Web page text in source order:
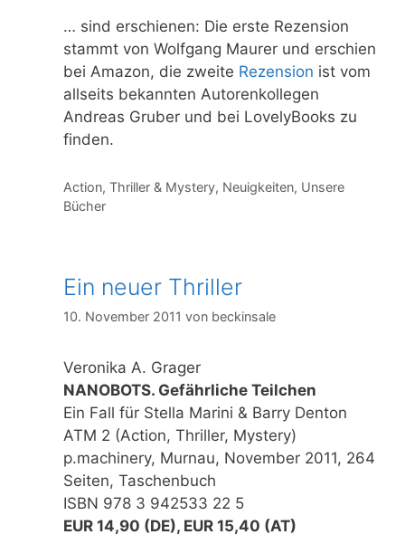
… sind erschienen: Die erste Rezension
stammt von Wolfgang Maurer und erschien
bei Amazon, die zweite Rezension ist vom
allseits bekannten Autorenkollegen
Andreas Gruber und bei LovelyBooks zu
finden.
Kategorien
Action, Thriller & Mystery, Neuigkeiten, Unsere
Bücher
Ein neuer Thriller
10. November 2011 von beckinsale
Veronika A. Grager
NANOBOTS. Gefährliche Teilchen
Ein Fall für Stella Marini & Barry Denton
ATM 2 (Action, Thriller, Mystery)
p.machinery, Murnau, November 2011, 264
Seiten, Taschenbuch
ISBN 978 3 942533 22 5
EUR 14,90 (DE), EUR 15,40 (AT)